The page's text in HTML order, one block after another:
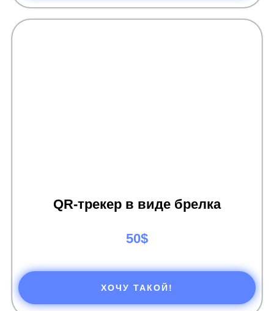
QR-трекер в виде брелка
50$
ХОЧУ ТАКОЙ!